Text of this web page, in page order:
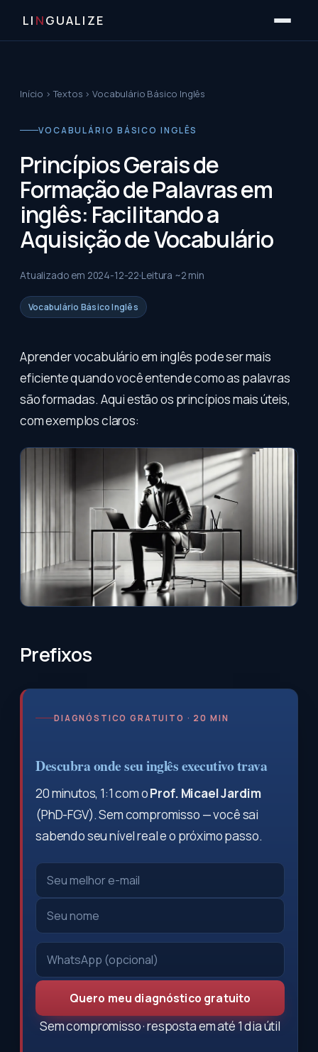
LI NGUALIZE
Início ›Textos ›Vocabulário Básico Inglês
VOCABULÁRIO BÁSICO INGLÊS
Princípios Gerais de
Formação de Palavras em
inglês: Facilitando a
Aquisição de Vocabulário
Atualizado em 2024-12-22 Leitura ~2 min
Vocabulário Básico Inglês
Aprender vocabulário em inglês pode ser mais
eficiente quando você entende como as palavras
são formadas. Aqui estão os princípios mais úteis,
com exemplos claros:
Prefixos
DIAGNÓSTICO GRATUITO · 20 MIN
Descubra onde seu inglês executivo trava
20 minutos, 1:1 com oProf. Micael Jardim
(PhD-FGV). Sem compromisso — você sai
sabendo seu nível real e o próximo passo.
Quero meu diagnóstico gratuito
Sem compromisso · resposta em até 1 dia útil